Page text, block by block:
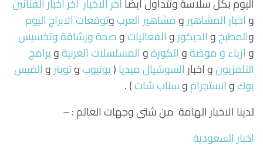
اليوم بكل سلاسة وتتداول ايضا اخر الاخبار اخر اخبار الفنانين
واخبار المشاهيرومشاهير العربوتوقعات الابراج اليوم
والمطبخوالديكوروالفعالياتوصحة ورشاقة وتخسيس
وازياء و موضةوالكورةوالمسلسلات العربيةوبرامج
التلفزيونو اخبارالسوشيال ميديا(يوتيوبوتويتروالفيس
بوكوانستجراموسناب شات) .
لدينا الاخبار الهامة من شتى وجهات العالم : –
اخبار السعودية